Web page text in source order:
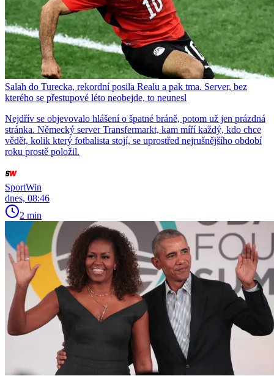
Salah do Turecka, rekordní posila Realu a pak tma. Server, bez
kterého se přestupové léto neobejde, to neunesl
Nejdřív se objevovalo hlášení o špatné bráně, potom už jen prázdná
stránka. Německý server Transfermarkt, kam míří každý, kdo chce
vědět, kolik který fotbalista stojí, se uprostřed nejrušnějšího období
roku prostě položil.
SportWin
dnes, 08:46
2 min